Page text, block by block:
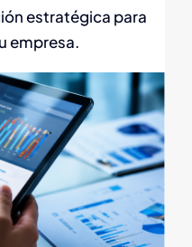
estratégica para
empresa.